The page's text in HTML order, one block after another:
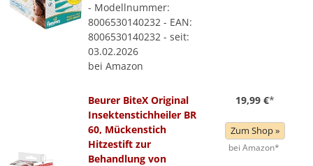
- Modellnummer:
8006530140232 - EAN:
8006530140232 - seit:
03.02.2026
bei Amazon
Beurer BiteX Original
Insektenstichheiler BR
60, Mückenstich
Hitzestift zur
Behandlung von
19,99 €*
Zum Shop »
bei Amazon*